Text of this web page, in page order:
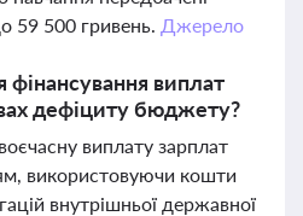
59 500 гривень. Джерело
фінансування виплат
дефіциту бюджету?
виплату зарплат
використовуючи кошти
внутрішньої державної